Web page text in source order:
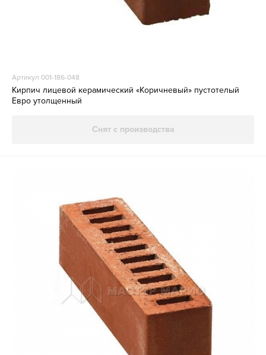
Артикул 001-186-048
Кирпич лицевой керамический «Коричневый» пустотелый
Евро утолщенный
Снят с производства